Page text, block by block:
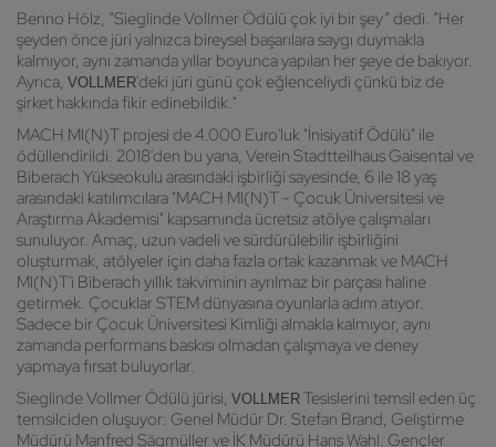
Benno Hölz, “Sieglinde Vollmer Ödülü çok iyi bir şey” dedi. “Her
şeyden önce jüri yalnızca bireysel başarılara saygı duymakla
kalmıyor, aynı zamanda yıllar boyunca yapılan her şeye de bakıyor.
Ayrıca, VOLLMER'deki jüri günü çok eğlenceliydi çünkü biz de
şirket hakkında fikir edinebildik."
MACH MI(N)T projesi de 4.000 Euro'luk "İnisiyatif Ödülü" ile
ödüllendirildi. 2018'den bu yana, Verein Stadtteilhaus Gaisental ve
Biberach Yükseokulu arasındaki işbirliği sayesinde, 6 ile 18 yaş
arasındaki katılımcılara "MACH MI(N)T - Çocuk Üniversitesi ve
Araştırma Akademisi" kapsamında ücretsiz atölye çalışmaları
sunuluyor. Amaç, uzun vadeli ve sürdürülebilir işbirliğini
oluşturmak, atölyeler için daha fazla ortak kazanmak ve MACH
MI(N)T'i Biberach yıllık takviminin ayrılmaz bir parçası haline
getirmek. Çocuklar STEM dünyasına oyunlarla adım atıyor.
Sadece bir Çocuk Üniversitesi Kimliği almakla kalmıyor, aynı
zamanda performans baskısı olmadan çalışmaya ve deney
yapmaya fırsat buluyorlar.
Sieglinde Vollmer Ödülü jürisi, VOLLMER Tesislerini temsil eden üç
temsilciden oluşuyor: Genel Müdür Dr. Stefan Brand, Geliştirme
Müdürü Manfred Sägmüller ve İK Müdürü Hans Wahl. Gençler